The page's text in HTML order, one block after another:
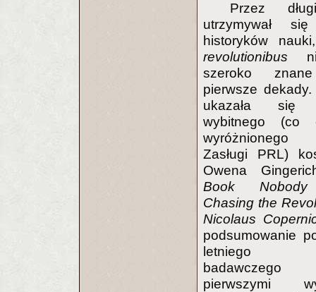
Przez
utrzymywał
historyków
revolutionibus
szeroko
pierwsze
ukazała się
wybitnego (co
wyróżnionego
Zasługi PRL)
Owena
Book
Chasing the
Nicolaus
podsumowanie
letniego
pierwszymi